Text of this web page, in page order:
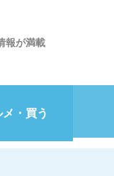
報が満載
メ・買う